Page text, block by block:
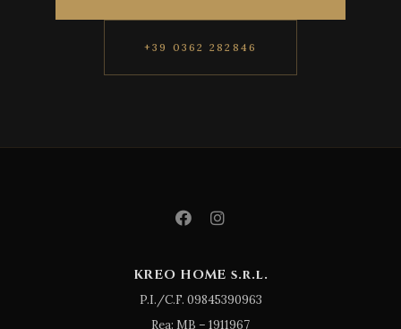
+39 0362 282846
KREO HOME s.r.l.
P.I./C.F. 09845390963
Rea: MB – 1911967